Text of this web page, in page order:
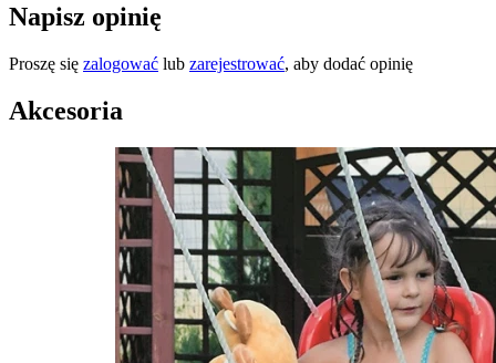
Napisz opinię
Proszę się zalogować lub zarejestrować, aby dodać opinię
Akcesoria